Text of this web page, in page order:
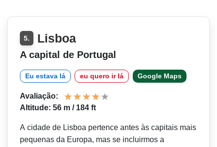
5. Lisboa
A capital de Portugal
Eu estava lá eu quero ir lá Google Maps
Avaliação:
Altitude: 56 m / 184 ft
A cidade de Lisboa pertence antes às capitais mais
pequenas da Europa, mas se incluirmos a